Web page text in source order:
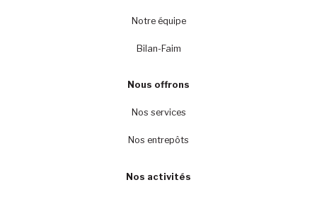
Notre équipe
Bilan-Faim
Nous offrons
Nos services
Nos entrepôts
Nos activités